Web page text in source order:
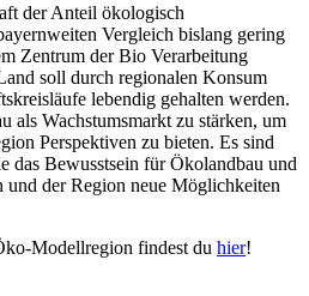
der Anteil ökologisch
Vergleich bislang gering
Zentrum der Bio Verarbeitung
soll durch regionalen Konsum
lebendig gehalten werden.
als Wachstumsmarkt zu stärken, um
Perspektiven zu bieten. Es sind
das Bewusstsein für Ökolandbau und
und der Region neue Möglichkeiten
Modellregion findest du hier!